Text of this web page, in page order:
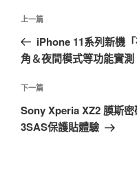
文
導
覽
上
一
篇
章
上一篇
iPhone 11系列新機
角＆夜間模式等功能實測
下
一
篇
下一篇
Sony Xperia XZ2 膜斯
3SAS保護貼體驗